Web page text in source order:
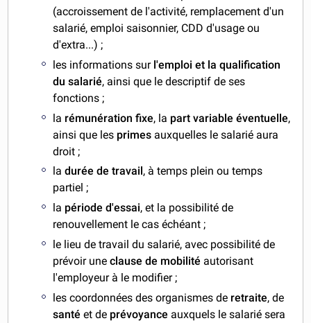
(accroissement de l'activité, remplacement d'un
salarié, emploi saisonnier, CDD d'usage ou
d'extra...) ;
les informations sur l'emploi et la qualification
du salarié, ainsi que le descriptif de ses
fonctions ;
la rémunération fixe, la part variable éventuelle,
ainsi que les primes auxquelles le salarié aura
droit ;
ladurée de travail , à temps plein ou temps
partiel ;
la période d'essai, et la possibilité de
renouvellement le cas échéant ;
le lieu de travail du salarié, avec possibilité de
prévoir uneclause de mobilité autorisant
l'employeur à le modifier ;
les coordonnées des organismes de retraite, de
santé et de prévoyance auxquels le salarié sera